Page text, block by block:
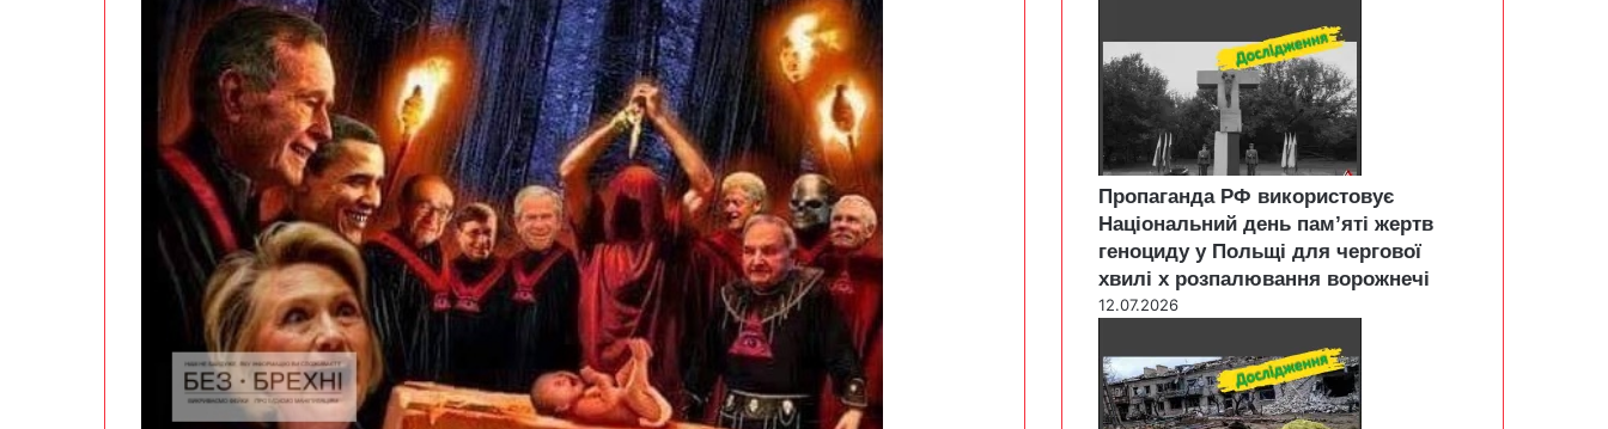
Пропаганда РФ використовує
Національний день пам’яті жертв
геноциду у Польщі для чергової
хвилі х розпалювання ворожнечі
12.07.2026